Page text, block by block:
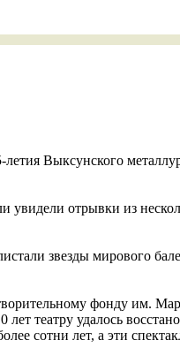
Выксунского
увидели отрывки из
звезды мирового
фонду им.
театру удалось
сотни лет, а эти